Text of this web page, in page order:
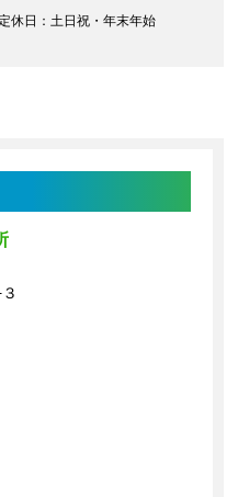
休日：土日祝・年末年始